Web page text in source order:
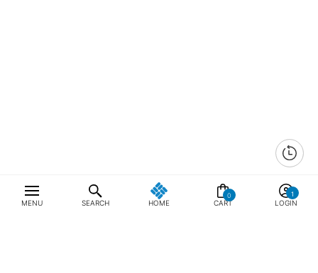
MENU SEARCH HOME
0
CART LOGIN